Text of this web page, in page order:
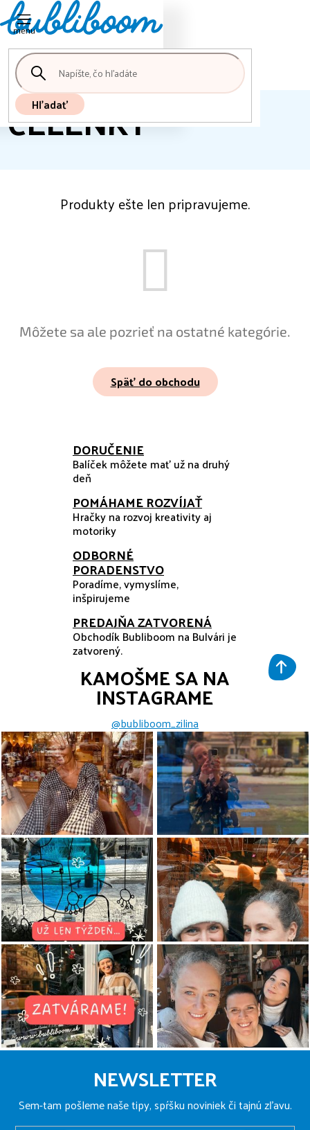
Prejsť
na
obsah
Hľadať
košík
ČELENKY
Produkty ešte len pripravujeme.
Môžete sa ale pozrieť na ostatné kategórie.
Späť do obchodu
DORUČENIE
Balíček môžete mať už na druhý
deň
POMÁHAME ROZVÍJAŤ
Hračky na rozvoj kreativity aj
motoriky
ODBORNÉ
PORADENSTVO
Poradíme, vymyslíme,
inšpirujeme
PREDAJŇA ZATVORENÁ
Obchodík Bubliboom na Bulvári je
zatvorený.
KAMOŠME SA NA
INSTAGRAME
@bubliboom_zilina
Z
NEWSLETTER
Sem-tam pošleme naše tipy, spŕšku noviniek či tajnú zľavu.